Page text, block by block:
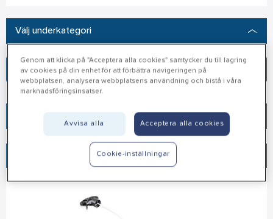
Välj underkategori
Gelia Verktyg, maskiner & hantering Gelia Förnödenheter & Förbrukning
Sortera
Genom att klicka på "Acceptera alla cookies" samtycker du till lagring
av cookies på din enhet för att förbättra navigeringen på
webbplatsen, analysera webbplatsens användning och bistå i våra
marknadsföringsinsatser.
Avvisa alla Acceptera alla cookies
Cookie-inställningar